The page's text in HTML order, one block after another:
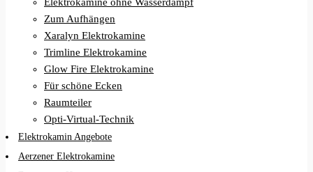
Elektrokamin / alle Kamine
3D-Wasserdampf
Elektrokamine ohne Wasserdampf
Zum Aufhängen
Xaralyn Elektrokamine
Trimline Elektrokamine
Glow Fire Elektrokamine
Für schöne Ecken